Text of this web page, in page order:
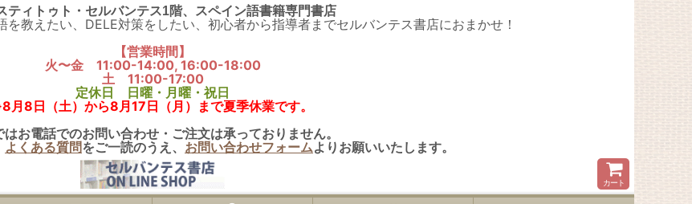
ティトゥト・セルバンテス1階、スペイン語書籍専門書店
教えたい、DELE対策をしたい、初心者から指導者までセルバンテス書店におまかせ！
【営業時間】
火〜金 11:00-14:00, 16:00-18:00
土 11:00-17:00
定休日 日曜・月曜・祝日
月8日（土）から8月17日（月）まで夏季休業です。
はお電話でのお問い合わせ・ご注文は承っておりません。
よくある質問をご一読のうえ、 お問い合わせフォームよりお願いいたします。
カート